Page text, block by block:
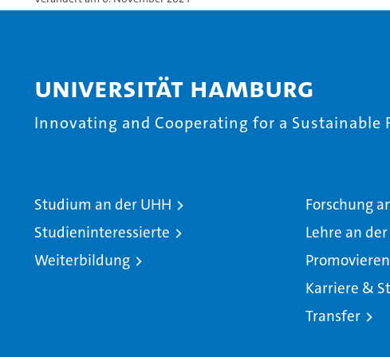
Universität Hamburg
Innovating and Cooperating for a Sustainable
Studium an der UHH
Studieninteressierte
Weiterbildung
Forschung
Lehre an
Promovieren
Karriere &
Transfer